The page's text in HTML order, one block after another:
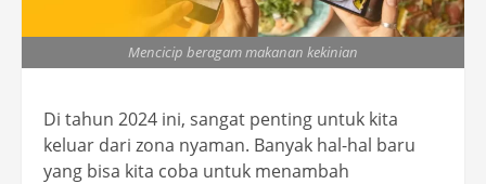
Mencicip beragam makanan kekinian
Di tahun 2024 ini, sangat penting untuk kita
keluar dari zona nyaman. Banyak hal-hal baru
yang bisa kita coba untuk menambah